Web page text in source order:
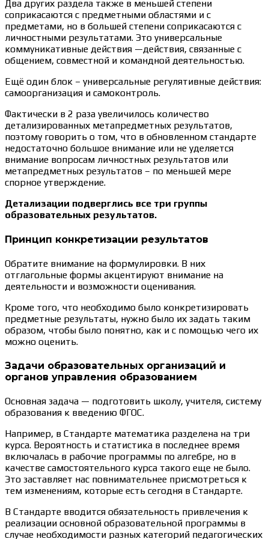
Два других раздела также в меньшей степени
соприкасаются с предметными областями и с
предметами, но в большей степени соприкасаются с
личностными результатами. Это универсальные
коммуникативные действия —действия, связанные с
общением, совместной и командной деятельностью.
Ещё один блок – универсальные регулятивные действия:
самоорганизация и самоконтроль.
Фактически в 2 раза увеличилось количество
детализированных метапредметных результатов,
поэтому говорить о том, что в обновленном стандарте
недостаточно большое внимание или не уделяется
внимание вопросам личностных результатов или
метапредметных результатов – по меньшей мере
спорное утверждение.
Детализации подверглись все три группы
образовательных результатов.
Принцип конкретизации результатов
Обратите внимание на формулировки. В них
отглагольные формы акцентируют внимание на
деятельности и возможности оценивания.
Кроме того, что необходимо было конкретизировать
предметные результаты, нужно было их задать таким
образом, чтобы было понятно, как и с помощью чего их
можно оценить.
Задачи образовательных организаций и
органов управления образованием
Основная задача — подготовить школу, учителя, систему
образования к введению ФГОС.
Например, в Стандарте математика разделена на три
курса. Вероятность и статистика в последнее время
включалась в рабочие программы по алгебре, но в
качестве самостоятельного курса такого еще не было.
Это заставляет нас повнимательнее присмотреться к
тем изменениям, которые есть сегодня в Стандарте.
В Стандарте вводится обязательность привлечения к
реализации основной образовательной программы в
случае необходимости разных категорий педагогических